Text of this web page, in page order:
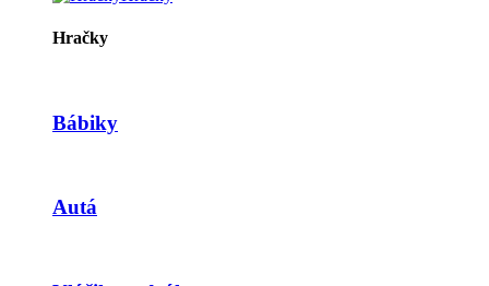
Hračky
Bábiky
Autá